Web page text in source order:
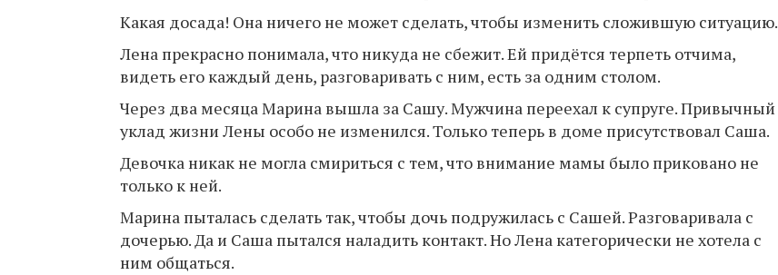
Какая досада! Она ничего не может сделать, чтобы изменить сложившую ситуацию.
Лена прекрасно понимала, что никуда не сбежит. Ей придётся терпеть отчима,
видеть его каждый день, разговаривать с ним, есть за одним столом.
Через два месяца Марина вышла за Сашу. Мужчина переехал к супруге. Привычный
уклад жизни Лены особо не изменился. Только теперь в доме присутствовал Саша.
Девочка никак не могла смириться с тем, что внимание мамы было приковано не
только к ней.
Марина пыталась сделать так, чтобы дочь подружилась с Сашей. Разговаривала с
дочерью. Да и Саша пытался наладить контакт. Но Лена категорически не хотела с
ним общаться.